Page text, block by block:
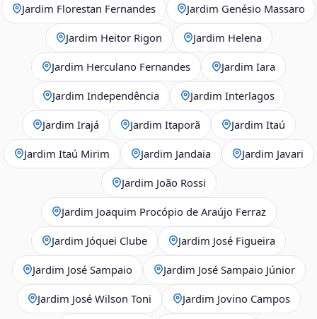
Jardim Florestan Fernandes Jardim Genésio Massaro
Jardim Heitor Rigon Jardim Helena
Jardim Herculano Fernandes Jardim Iara
Jardim Independência Jardim Interlagos
Jardim Irajá Jardim Itaporã Jardim Itaú
Jardim Itaú Mirim Jardim Jandaia Jardim Javari
Jardim João Rossi
Jardim Joaquim Procópio de Araújo Ferraz
Jardim Jóquei Clube Jardim José Figueira
Jardim José Sampaio Jardim José Sampaio Júnior
Jardim José Wilson Toni Jardim Jovino Campos